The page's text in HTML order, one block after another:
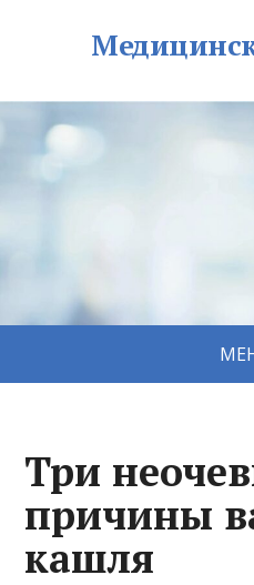
Три
причины
кашля